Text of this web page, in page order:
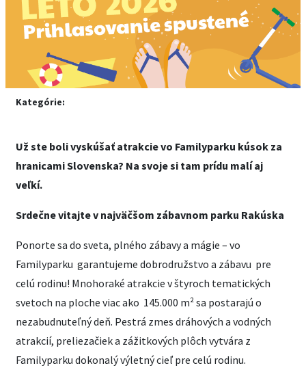
Kategórie:
Už ste boli vyskúšať atrakcie vo Familyparku kúsok za
hranicami Slovenska? Na svoje si tam prídu malí aj
veľkí.
Srdečne vitajte v najväčšom zábavnom parku Rakúska
Ponorte sa do sveta, plného zábavy a mágie – vo
Familyparku garantujeme dobrodružstvo a zábavu pre
celú rodinu! Mnohoraké atrakcie v štyroch tematických
svetoch na ploche viac ako 145.000 m² sa postarajú o
nezabudnuteľný deň. Pestrá zmes dráhových a vodných
atrakcií, preliezačiek a zážitkových plôch vytvára z
Familyparku dokonalý výletný cieľ pre celú rodinu.